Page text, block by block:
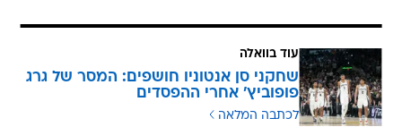
עוד בוואלה
שחקני סן אנטוניו חושפים: המסר של גרג
פופוביץ' אחרי ההפסדים
לכתבה המלאה